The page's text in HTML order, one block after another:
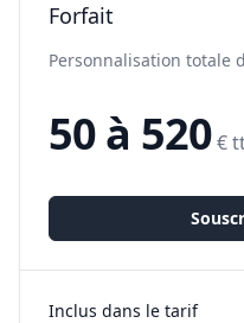
Forfait
Personnalisation totale
50 à 520€
Inclus dans le tarif